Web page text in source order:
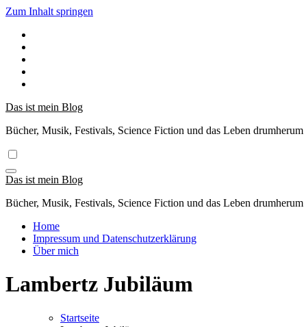
Zum Inhalt springen
Das ist mein Blog
Bücher, Musik, Festivals, Science Fiction und das Leben drumherum
Das ist mein Blog
Bücher, Musik, Festivals, Science Fiction und das Leben drumherum
Home
Impressum und Datenschutzerklärung
Über mich
Lambertz Jubiläum
Startseite